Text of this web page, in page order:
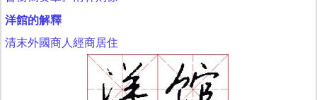
洋館的解釋
清末外國商人經商居住